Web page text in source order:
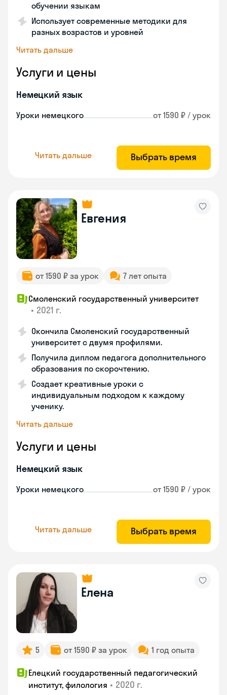
обучении языкам
Использует современные методики для
разных возрастов и уровней
Читать дальше
Услуги и цены
Немецкий язык
Уроки немецкого от 1590 ₽ / урок
Читать дальше Выбрать время
Евгения
от 1590 ₽ за урок 7 лет опыта
Смоленский государственный университет
• 2021 г.
Окончила Смоленский государственный
университет с двумя профилями.
Получила диплом педагога дополнительного
образования по скорочтению.
Создает креативные уроки с
индивидуальным подходом к каждому
ученику.
Читать дальше
Услуги и цены
Немецкий язык
Уроки немецкого от 1590 ₽ / урок
Читать дальше Выбрать время
Елена
5 от 1590 ₽ за урок 1 год опыта
Елецкий государственный педагогический
институт, филология • 2020 г.